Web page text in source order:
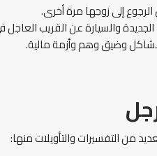
إلى زوجها مرة أخرى.
والسيارة عن القريب العاجل
مشاكل وضيق وهم وأزمة مالية.
من التفسيرات والتأويلات منها: